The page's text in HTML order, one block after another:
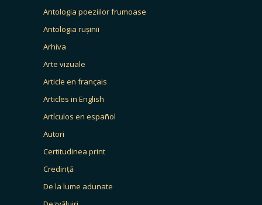
Antologia poeziilor frumoase
Antologia rușinii
Arhiva
Arte vizuale
Article en français
Articles in English
Artículos en español
Autori
Certitudinea print
Credință
De la lume adunate